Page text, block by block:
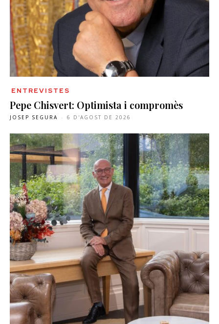
ENTREVISTES
Pepe Chisvert: Optimista i compromès
JOSEP SEGURA - 6 D'AGOST DE 2026